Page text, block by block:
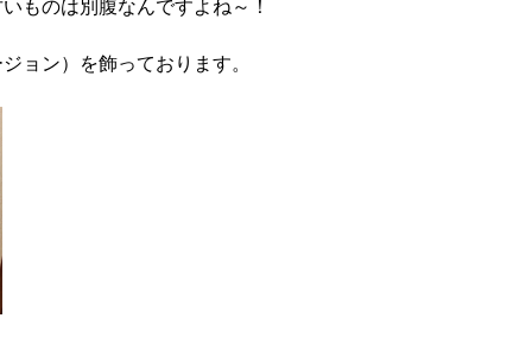
ものは別腹なんですよね～！
ョン）を飾っております。